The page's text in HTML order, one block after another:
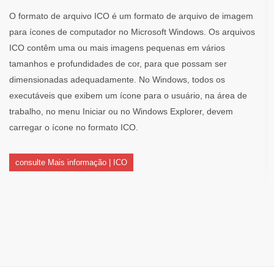
O formato de arquivo ICO é um formato de arquivo de imagem
para ícones de computador no Microsoft Windows. Os arquivos
ICO contêm uma ou mais imagens pequenas em vários
tamanhos e profundidades de cor, para que possam ser
dimensionadas adequadamente. No Windows, todos os
executáveis ​​que exibem um ícone para o usuário, na área de
trabalho, no menu Iniciar ou no Windows Explorer, devem
carregar o ícone no formato ICO.
consulte Mais informação | ICO